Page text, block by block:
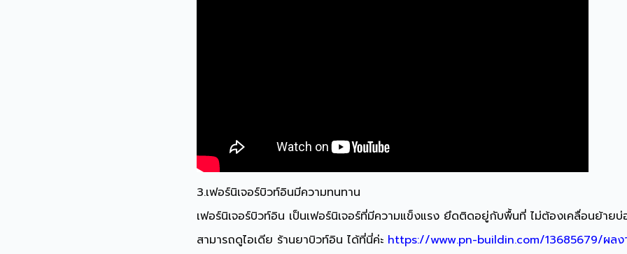
3.เฟอร์นิเจอร์บิวท์อินมีความทนทาน
เฟอร์นิเจอร์บิวท์อิน เป็นเฟอร์นิเจอร์ที่มีความแข็งแรง ยึดติดอยู่กับพื้นที่ ไม่ต้องเคลื่อนย้าย
สามารถดูไอเดีย ร้านยาบิวท์อิน ได้ที่นี่ค่ะ https://www.pn-buildin.com/13685679/ผลง